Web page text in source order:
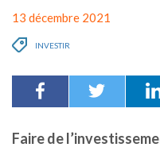
13 décembre 2021
INVESTIR
Faire de